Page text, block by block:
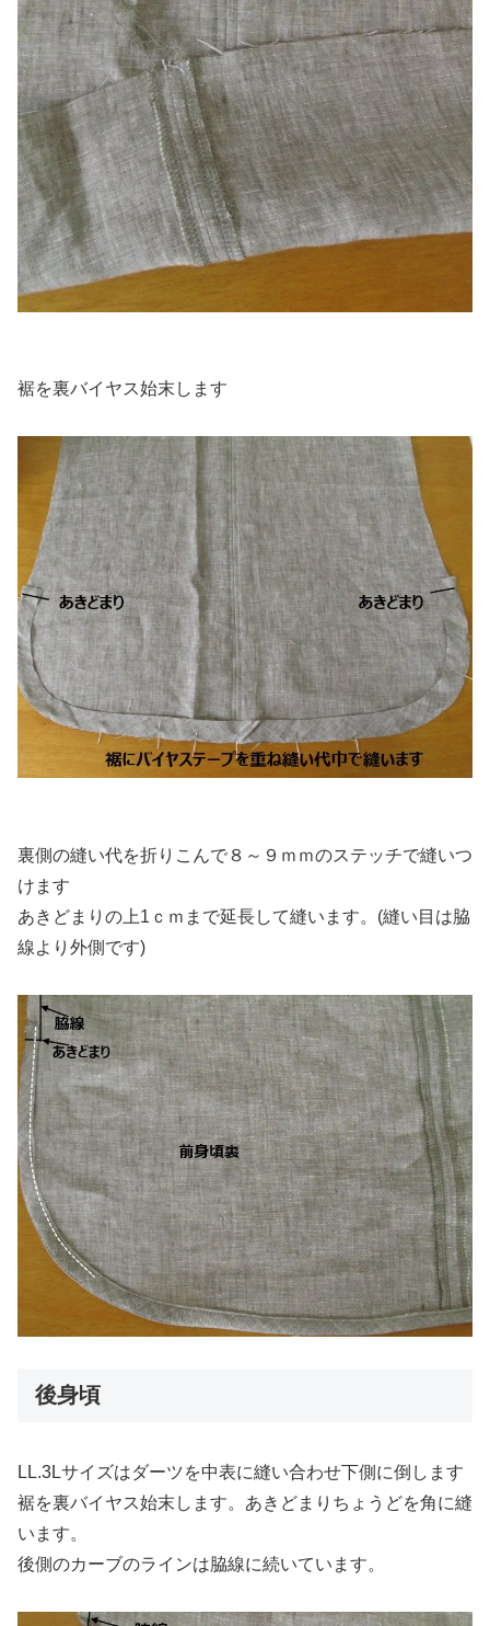
裾を裏バイヤス始末します
裏側の縫い代を折りこんで８～９ｍｍのステッチで縫いつ
けます
あきどまりの上1ｃｍまで延長して縫います。(縫い目は脇
線より外側です)
後身頃
LL.3Lサイズはダーツを中表に縫い合わせ下側に倒します
裾を裏バイヤス始末します。あきどまりちょうどを角に縫
います。
後側のカーブのラインは脇線に続いています。